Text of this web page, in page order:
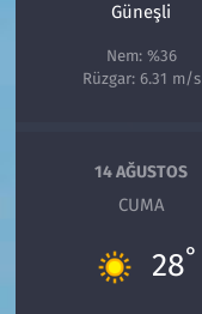
Güneşli
Nem: %36
Rüzgar: 6.31 m/s
14 AĞUSTOS
CUMA
28°